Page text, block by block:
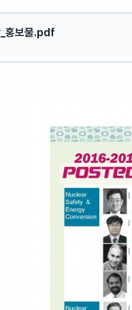
홍보물.pdf